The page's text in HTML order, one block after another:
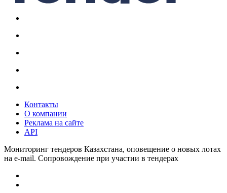
Контакты
О компании
Реклама на сайте
API
Мониторинг тендеров Казахстана, оповещение о новых лотах
на e-mail. Сопровождение при участии в тендерах